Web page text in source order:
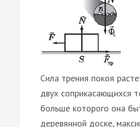
Сила трения покоя
двух соприкасающихся
больше которого она
деревянной доске,